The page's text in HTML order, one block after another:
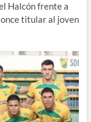
Halcón frente a
titular al joven